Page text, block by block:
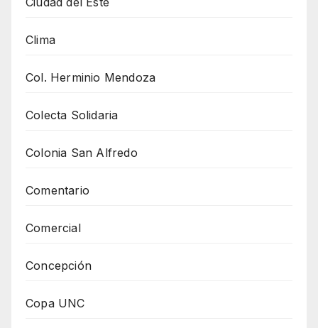
Clima
Col. Herminio Mendoza
Colecta Solidaria
Colonia San Alfredo
Comentario
Comercial
Concepción
Copa UNC